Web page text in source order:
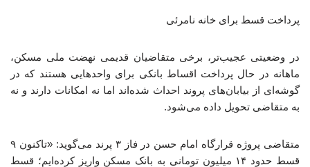
پرداخت قسط برای خانه نامرئی
در وضعیتی عجیب‌تر، برخی متقاضیان قدیمی نهضت ملی مسکن،
ماهانه در حال پرداخت اقساط بانکی برای واحدهایی هستند که در
گوشه‌ای از بیابان‌های پروند احداث شده‌اند اما نه امکانات دارند و نه
به متقاضی تحویل داده می‌شود.
متقاضی پروژه قرارگاه امام حسن در فاز ۳ پرند می‌گوید: «تاکنون ۹
قسط حدود ۱۴ میلیون تومانی به بانک مسکن واریز کرده‌ایم؛ قسط